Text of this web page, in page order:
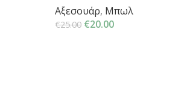
Αξεσουάρ, Μπωλ
€25.00 €20.00